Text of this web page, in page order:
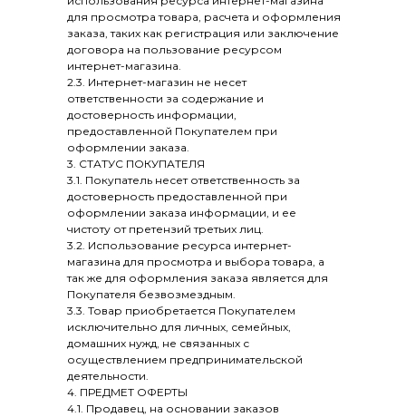
для просмотра товара, расчета и оформления
заказа, таких как регистрация или заключение
договора на пользование ресурсом
интернет-магазина.
2.3. Интернет-магазин не несет
ответственности за содержание и
достоверность информации,
предоставленной Покупателем при
оформлении заказа.
3. СТАТУС ПОКУПАТЕЛЯ
3.1. Покупатель несет ответственность за
достоверность предоставленной при
оформлении заказа информации, и ее
чистоту от претензий третьих лиц.
3.2. Использование ресурса интернет-
магазина для просмотра и выбора товара, а
так же для оформления заказа является для
Покупателя безвозмездным.
3.3. Товар приобретается Покупателем
исключительно для личных, семейных,
домашних нужд, не связанных с
осуществлением предпринимательской
деятельности.
4. ПРЕДМЕТ ОФЕРТЫ
4.1. Продавец, на основании заказов